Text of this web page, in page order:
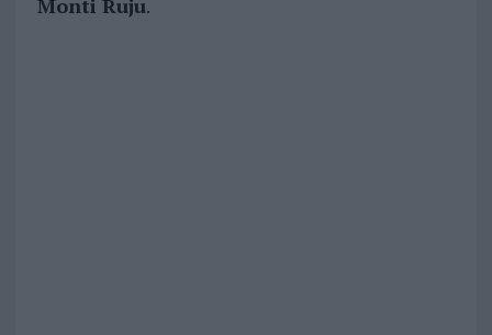
Monti Ruju.